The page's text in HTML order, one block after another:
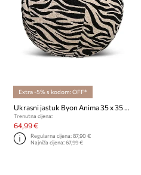
Extra -5% s kodom: OFF*
Trenutna cijena:
64,99 €
Regularna cijena:87,90 €
Najniža cijena:67,99 €